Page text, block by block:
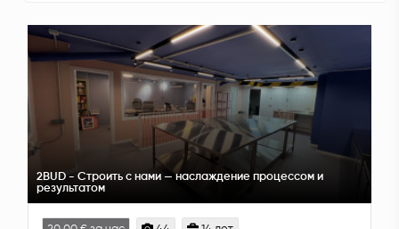
2BUD - Строить с нами — наслаждение процессом и
результатом